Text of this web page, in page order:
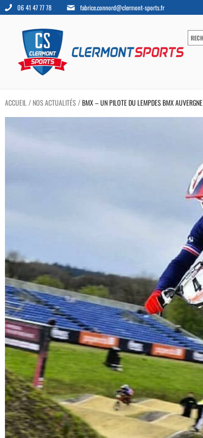
06 41 47 77 78 fabrice.connord@clermont-sports.fr
ACCUEIL / NOS ACTUALITÉS/BMX – UN PILOTE DU LEMPDES BMX